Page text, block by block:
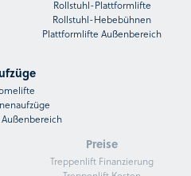
Rollstuhl-Plattformlifte
Rollstuhl-Hebebühnen
Plattformlifte Außenbereich
Preise
Treppenlift Finanzierung